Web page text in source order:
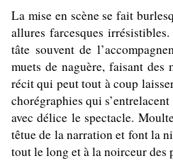
La mise en scène se fait
allures farcesques
tâte souvent de
muets de naguère, faisant des
récit qui peut tout à coup
chorégraphies qui
avec délice le spectacle.
têtue de la narration et font la
tout le long et à la noirceur des